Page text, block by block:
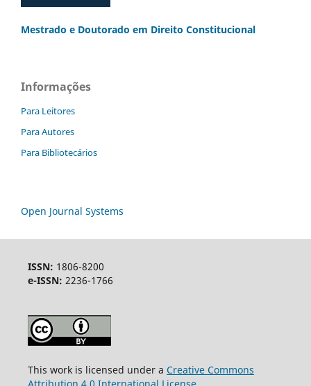
Mestrado e Doutorado em Direito Constitucional
Informações
Para Leitores
Para Autores
Para Bibliotecários
Open Journal Systems
ISSN: 1806-8200
e-ISSN: 2236-1766
This work is licensed under a Creative Commons